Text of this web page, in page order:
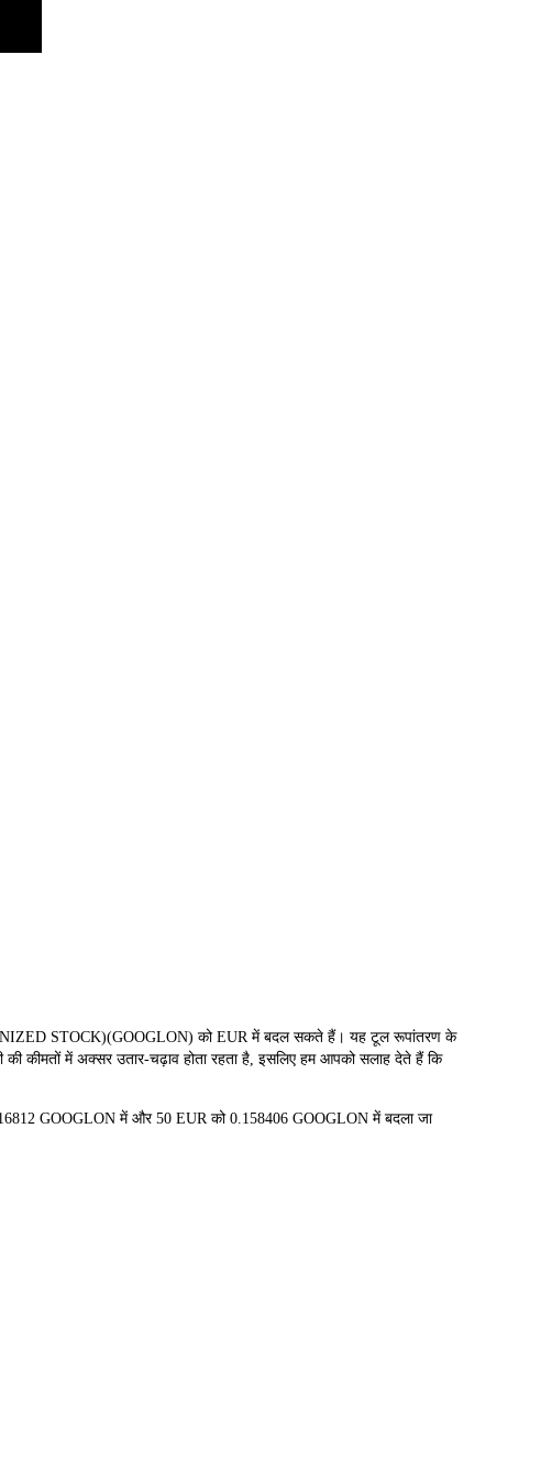
STOCK)(GOOGLON) को EUR में बदल सकते हैं। यह टूल रूपांतरण के
कीमतों में अक्सर उतार-चढ़ाव होता रहता है, इसलिए हम आपको सलाह देते हैं कि
GOOGLON में और 50 EUR को 0.158406 GOOGLON में बदला जा